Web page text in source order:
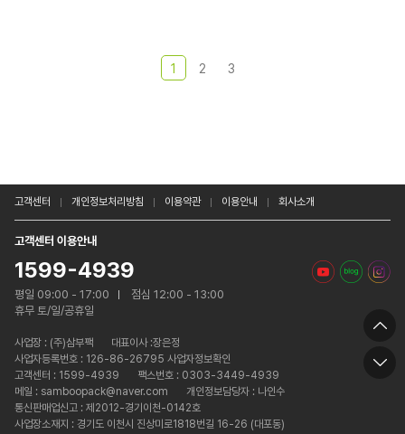
1 2 3
고객센터 개인정보처리방침 이용약관 이용안내 회사소개
고객센터 이용안내
1599-4939
평일 09:00 - 17:00
점심 12:00 - 13:00
휴무 토/일/공휴일
사업장 : (주)삼부팩
대표이사 :장은정
사업자등록번호 : 126-86-26795 사업자정보확인
고객센터 : 1599-4939
팩스번호 : 0303-3449-4939
메일 : samboopack@naver.com
개인정보담당자 : 나인수
통신판매업신고 : 제2012-경기이천-0142호
사업장소재지 : 경기도 이천시 진상미로1818번길 16-26 (대포동)